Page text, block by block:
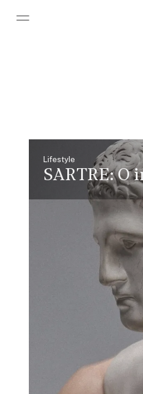
Lifestyle
SARTRE:O